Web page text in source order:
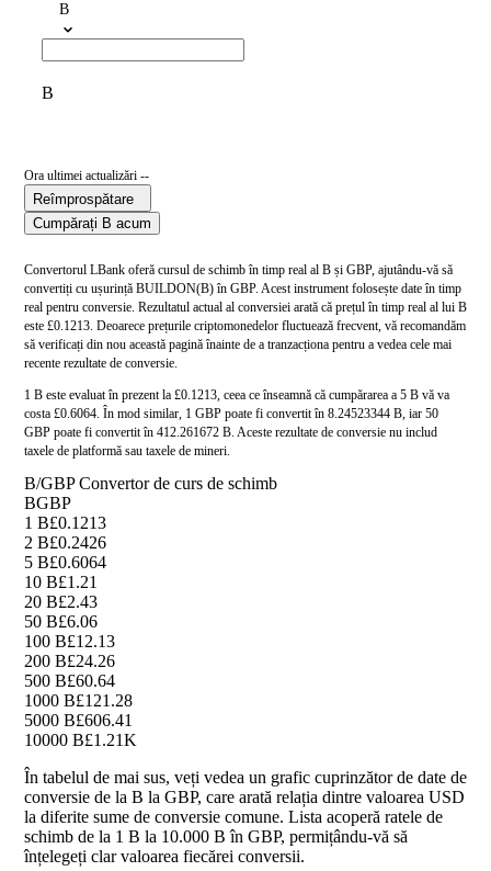
B
B
Ora ultimei actualizări --
Reîmprospătare
Cumpărați B acum
Convertorul LBank oferă cursul de schimb în timp real al B și GBP, ajutându-vă să
convertiți cu ușurință BUILDON(B) în GBP. Acest instrument folosește date în timp
real pentru conversie. Rezultatul actual al conversiei arată că prețul în timp real al lui B
este £0.1213. Deoarece prețurile criptomonedelor fluctuează frecvent, vă recomandăm
să verificați din nou această pagină înainte de a tranzacționa pentru a vedea cele mai
recente rezultate de conversie.
1 B este evaluat în prezent la £0.1213, ceea ce înseamnă că cumpărarea a 5 B vă va
costa £0.6064. În mod similar, 1 GBP poate fi convertit în 8.24523344 B, iar 50
GBP poate fi convertit în 412.261672 B. Aceste rezultate de conversie nu includ
taxele de platformă sau taxele de mineri.
B/GBP Convertor de curs de schimb
BGBP
1 B£0.1213
2 B£0.2426
5 B£0.6064
10 B£1.21
20 B£2.43
50 B£6.06
100 B£12.13
200 B£24.26
500 B£60.64
1000 B£121.28
5000 B£606.41
10000 B£1.21K
În tabelul de mai sus, veți vedea un grafic cuprinzător de date de
conversie de la B la GBP, care arată relația dintre valoarea USD
la diferite sume de conversie comune. Lista acoperă ratele de
schimb de la 1 B la 10.000 B în GBP, permițându-vă să
înțelegeți clar valoarea fiecărei conversii.